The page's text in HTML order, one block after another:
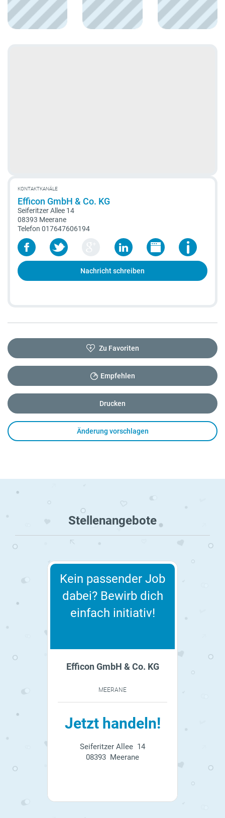
KONTAKTKANÄLE
Efficon GmbH & Co. KG
Seiferitzer Allee 14
08393 Meerane
Telefon 017647606194
Nachricht schreiben
Zu Favoriten
Empfehlen
Drucken
Änderung vorschlagen
Stellenangebote
Kein passender Job
dabei? Bewirb dich
einfach initiativ!
Efficon GmbH & Co. KG
MEERANE
Jetzt handeln!
Seiferitzer Allee 14
08393 Meerane